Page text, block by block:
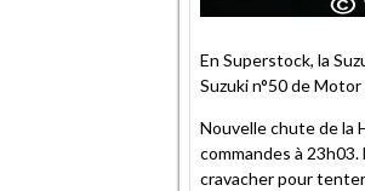
En Superstock, la
Suzuki n°50 de
Nouvelle chute de la
commandes à
cravacher pour